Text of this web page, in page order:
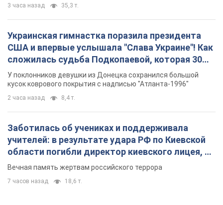
3 часа назад 35,3 т.
Украинская гимнастка поразила президента
США и впервые услышала "Слава Украине"! Как
сложилась судьба Подкопаевой, которая 30
лет назад завоевала "золото" Олимпиады
У поклонников девушки из Донецка сохранился большой
кусок коврового покрытия с надписью "Атланта-1996"
2 часа назад 8,4 т.
Заботилась об учениках и поддерживала
учителей: в результате удара РФ по Киевской
области погибли директор киевского лицея, её
муж и внук
Вечная память жертвам российского террора
7 часов назад 18,6 т.